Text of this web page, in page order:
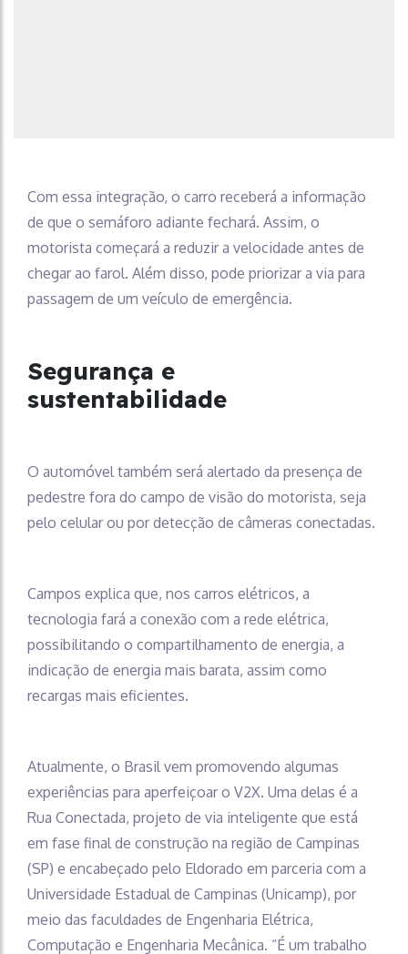
Com essa integração, o carro receberá a informação
de que o semáforo adiante fechará. Assim, o
motorista começará a reduzir a velocidade antes de
chegar ao farol. Além disso, pode priorizar a via para
passagem de um veículo de emergência.
Segurança e
sustentabilidade
O automóvel também será alertado da presença de
pedestre fora do campo de visão do motorista, seja
pelo celular ou por detecção de câmeras conectadas.
Campos explica que, nos carros elétricos, a
tecnologia fará a conexão com a rede elétrica,
possibilitando o compartilhamento de energia, a
indicação de energia mais barata, assim como
recargas mais eficientes.
Atualmente, o Brasil vem promovendo algumas
experiências para aperfeiçoar o V2X. Uma delas é a
Rua Conectada, projeto de via inteligente que está
em fase final de construção na região de Campinas
(SP) e encabeçado pelo Eldorado em parceria com a
Universidade Estadual de Campinas (Unicamp), por
meio das faculdades de Engenharia Elétrica,
Computação e Engenharia Mecânica. “É um trabalho